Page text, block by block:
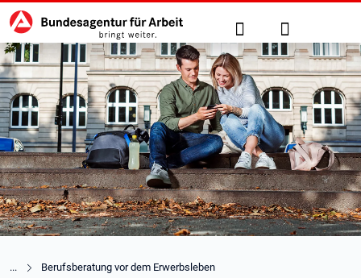
zu den Hauptinhalten springen
Hauptnavigation Suche Anmelden
Berufsberatung vor dem Erwerbsleben